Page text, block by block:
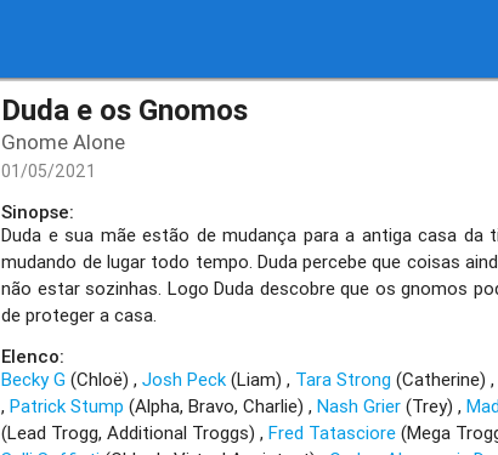
Duda e os Gnomos
Gnome Alone
01/05/2021
Sinopse:
Duda e sua mãe estão de mudança para a antiga casa
mudando de lugar todo tempo. Duda percebe que coisas
não estar sozinhas. Logo Duda descobre que os gnomos
de proteger a casa.
Elenco:
Becky G (Chloë) Josh Peck (Liam) Tara Strong (Catherine)
Patrick Stump (Alpha, Bravo, Charlie) Nash Grier (Trey)
(Lead Trogg, Additional Troggs) Fred Tatasciore (Mega